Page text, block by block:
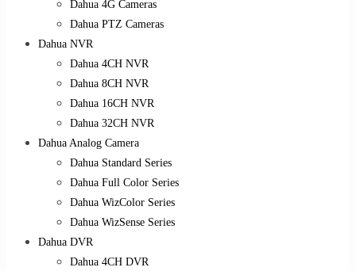
Dahua 4G Cameras
Dahua PTZ Cameras
Dahua NVR
Dahua 4CH NVR
Dahua 8CH NVR
Dahua 16CH NVR
Dahua 32CH NVR
Dahua Analog Camera
Dahua Standard Series
Dahua Full Color Series
Dahua WizColor Series
Dahua WizSense Series
Dahua DVR
Dahua 4CH DVR